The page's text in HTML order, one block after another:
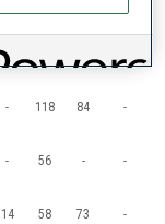
IN SP PU MS
- 118 84 -
- 56 - -
14 58 73 -